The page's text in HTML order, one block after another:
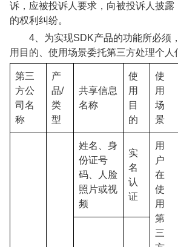
诉，应被投诉人要求，向被投诉人披露
的权利纠纷。
4、为实现SDK产品的功能所必须
用目的、使用场景委托第三方处理个人
第三
方公
司名
称
产
品/
类
型
共享信息
名称
使
用
目
的
使
用
场
景
姓名、身
份证号
码、人脸
照片或视
频
实
名
认
证
用
户
在
使
用
第
三